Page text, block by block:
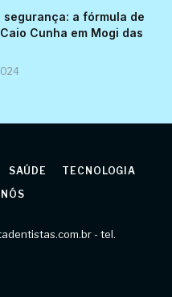
segurança: a fórmula de
Cunha em Mogi das
SAÚDE
TECNOLOGIA
- tel.